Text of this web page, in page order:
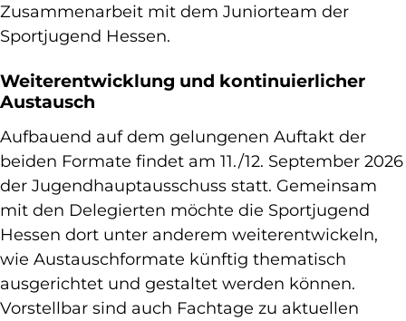
Zusammenarbeit mit dem Juniorteam der
Sportjugend Hessen.
Weiterentwicklung und kontinuierlicher
Austausch
Aufbauend auf dem gelungenen Auftakt der
beiden Formate findet am 11./12. September 2026
der Jugendhauptausschuss statt. Gemeinsam
mit den Delegierten möchte die Sportjugend
Hessen dort unter anderem weiterentwickeln,
wie Austauschformate künftig thematisch
ausgerichtet und gestaltet werden können.
Vorstellbar sind auch Fachtage zu aktuellen